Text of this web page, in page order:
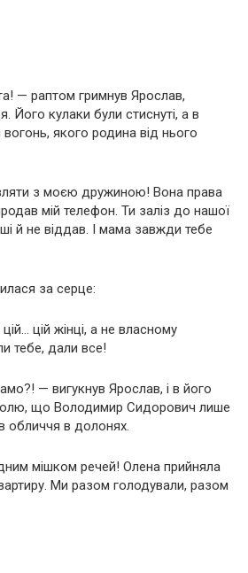
— раптом гримнув Ярослав,
Його кулаки були стиснуті, а в
якого родина від нього
з моєю дружиною! Вона права
мій телефон. Ти заліз до нашої
й не віддав. І мама завжди тебе
за серце:
цій жінці, а не власному
тебе, дали все!
— вигукнув Ярослав, і в його
що Володимир Сидорович лише
обличчя в долонях.
мішком речей! Олена прийняла
Ми разом голодували, разом